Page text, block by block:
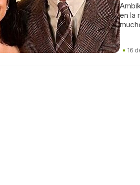
en la
16